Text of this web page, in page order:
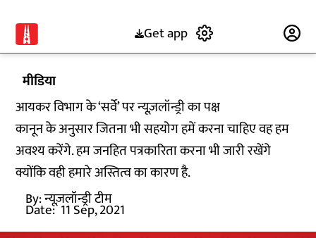
Get app
मीडिया
आयकर विभाग के ‘सर्वे’ पर न्यूज़लॉन्ड्री का पक्ष
कानून के अनुसार जितना भी सहयोग हमें करना चाहिए वह हम
अवश्य करेंगे. हम जनहित पत्रकारिता करना भी जारी रखेंगे
क्योंकि वही हमारे अस्तित्व का कारण है.
By:न्यूज़लॉन्ड्री टीम
Date: 11 Sep, 2021